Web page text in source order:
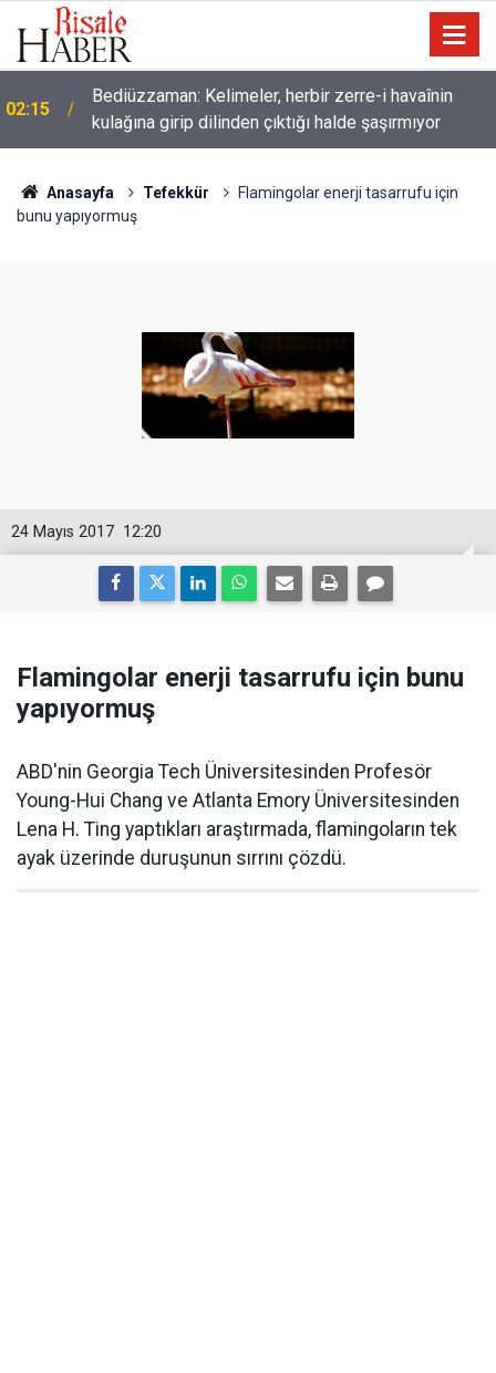
02:15
Bediüzzaman: Kelimeler, herbir zerre-i havaînin
kulağına girip dilinden çıktığı halde şaşırmıyor
Anasayfa Tefekkür
Flamingolar enerji tasarrufu için
bunu yapıyormuş
12:20
24 Mayıs 2017
Flamingolar enerji tasarrufu için bunu
yapıyormuş
ABD'nin Georgia Tech Üniversitesinden Profesör
Young-Hui Chang ve Atlanta Emory Üniversitesinden
Lena H. Ting yaptıkları araştırmada, flamingoların tek
ayak üzerinde duruşunun sırrını çözdü.